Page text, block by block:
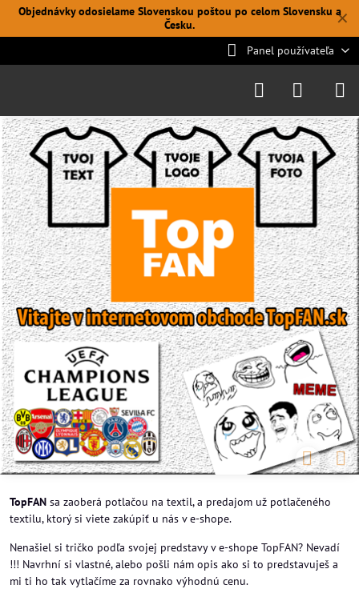
✕
Objednávky odosielame Slovenskou poštou po celom Slovensku a
Česku.
Panel používateľa
TopFAN sa zaoberá potlačou na textil, a predajom už potlačeného
textilu, ktorý si viete zakúpiť u nás v e-shope.
Nenašiel si tričko podľa svojej predstavy v e-shope TopFAN? Nevadí
!!! Navrhní si vlastné, alebo pošli nám opis ako si to predstavuješ a
mi ti ho tak vytlačíme za rovnako výhodnú cenu.